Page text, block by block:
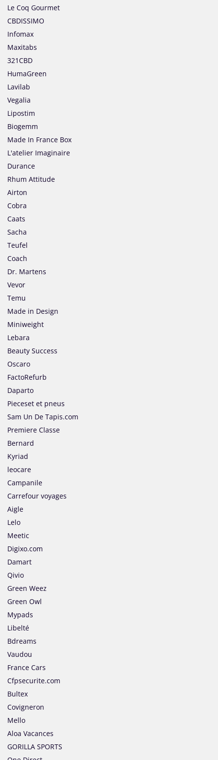
Le Coq Gourmet
CBDISSIMO
Infomax
Maxitabs
321CBD
HumaGreen
Lavilab
Vegalia
Lipostim
Biogemm
Made In France Box
L'atelier Imaginaire
Durance
Rhum Attitude
Airton
Cobra
Caats
Sacha
Teufel
Coach
Dr. Martens
Vevor
Temu
Made in Design
Miniweight
Lebara
Beauty Success
Oscaro
FactoRefurb
Daparto
Pieceset et pneus
Sam Un De Tapis.com
Premiere Classe
Bernard
Kyriad
leocare
Campanile
Carrefour voyages
Aigle
Lelo
Meetic
Digixo.com
Damart
Qivio
Green Weez
Green Owl
Mypads
Libelté
Bdreams
Vaudou
France Cars
Cfpsecurite.com
Bultex
Covigneron
Mello
Aloa Vacances
GORILLA SPORTS